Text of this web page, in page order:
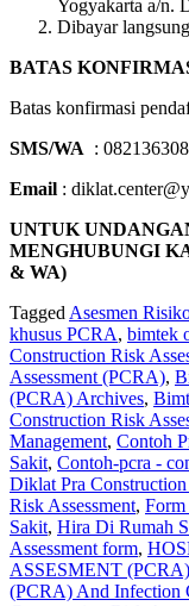
Yogyakarta a/n.
Dibayar
BATAS
Batas konfirmasi
SMS/WA :
Email :
UNTUK
MENGHUBUNGI
& WA)
Tagged Asesmen
khusus PCRA, bimtek
Construction Risk
Assessment (PCRA),
(PCRA) Archives,
Construction Risk
Management, Contoh
Sakit, Contoh-pcra -
Diklat Pra Construction
Risk Assessment, Form
Sakit, Hira Di Rumah
Assessment form,
ASSESMENT (PCRA)
(PCRA) And Infection